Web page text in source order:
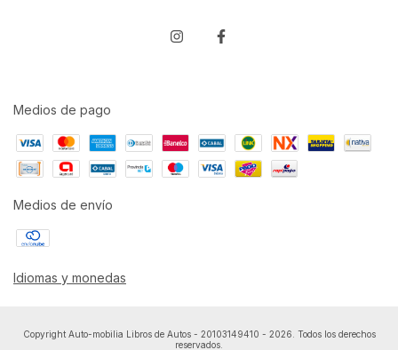
Medios de pago
Medios de envío
Idiomas y monedas
Copyright Auto-mobilia Libros de Autos - 20103149410 - 2026. Todos los derechos
reservados.